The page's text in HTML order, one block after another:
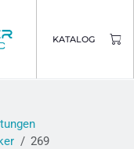
KATALOG
269